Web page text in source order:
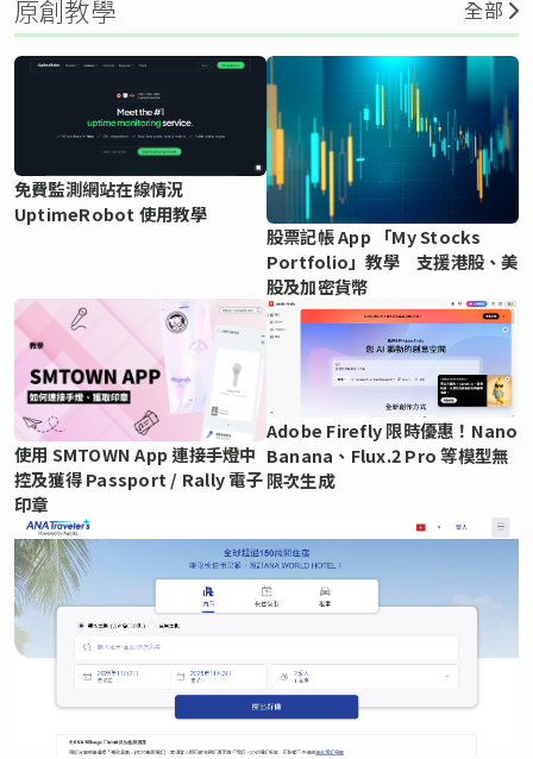
原創教學 全部
免費監測網站在線情況
UptimeRobot 使用教學
股票記帳 App 「My Stocks
Portfolio」教學 支援港股、美
股及加密貨幣
使用 SMTOWN App 連接手燈中
控及獲得 Passport / Rally 電子
印章
Adobe Firefly 限時優惠！Nano
Banana、Flux.2 Pro 等模型無
限次生成